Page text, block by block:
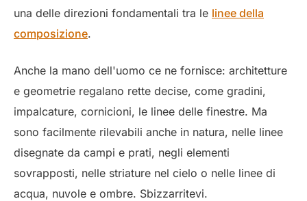
una delle direzioni fondamentali tra le linee della
composizione.
Anche la mano dell'uomo ce ne fornisce: architetture
e geometrie regalano rette decise, come gradini,
impalcature, cornicioni, le linee delle finestre. Ma
sono facilmente rilevabili anche in natura, nelle linee
disegnate da campi e prati, negli elementi
sovrapposti, nelle striature nel cielo o nelle linee di
acqua, nuvole e ombre. Sbizzarritevi.